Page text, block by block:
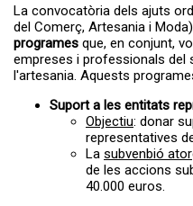
La convocatòria dels ajuts
del Comerç, Artesania i
programes que, en conjunt,
empreses i professionals del
l'artesania. Aquests
Suport a les entitats
Objectiu: donar
representatives
La subvenbió
de les accions
40.000 euros.